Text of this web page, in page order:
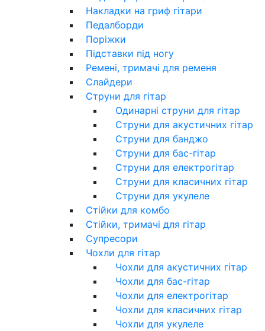
Накладки на гриф гітари
Педалборди
Поріжки
Підставки під ногу
Ремені, тримачі для ременя
Слайдери
Струни для гітар
Одинарні струни для гітар
Струни для акустичних гітар
Струни для банджо
Струни для бас-гітар
Струни для електрогітар
Струни для класичних гітар
Струни для укулеле
Стійки для комбо
Стійки, тримачі для гітар
Супресори
Чохли для гітар
Чохли для акустичних гітар
Чохли для бас-гітар
Чохли для електрогітар
Чохли для класичних гітар
Чохли для укулеле